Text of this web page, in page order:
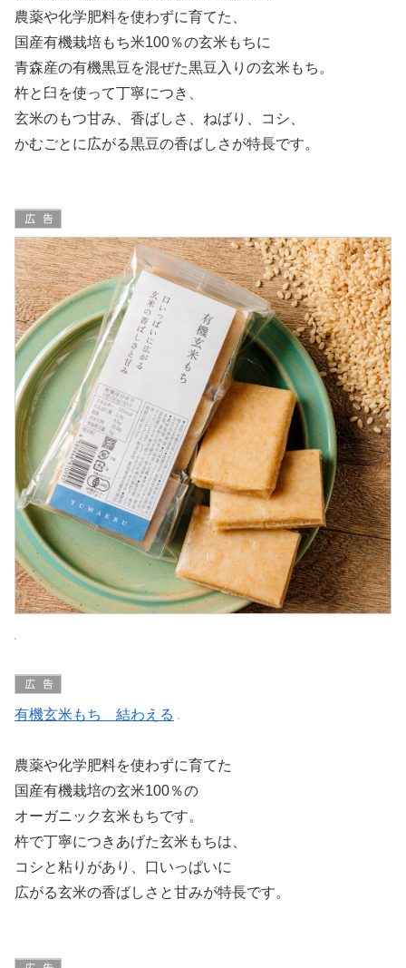
農薬や化学肥料を使わずに育てた、
国産有機栽培もち米100％の玄米もちに
青森産の有機黒豆を混ぜた黒豆入りの玄米もち。
杵と臼を使って丁寧につき、
玄米のもつ甘み、香ばしさ、ねばり、コシ、
かむごとに広がる黒豆の香ばしさが特長です。
有機玄米もち 結わえる
農薬や化学肥料を使わずに育てた
国産有機栽培の玄米100％の
オーガニック玄米もちです。
杵で丁寧につきあげた玄米もちは、
コシと粘りがあり、口いっぱいに
広がる玄米の香ばしさと甘みが特長です。